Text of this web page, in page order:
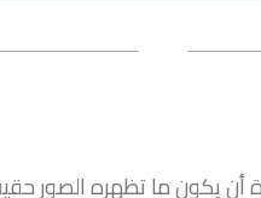
أن يكون ما تظهره الصور